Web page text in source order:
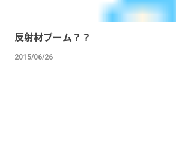
反射材ブーム？？
2015/06/26